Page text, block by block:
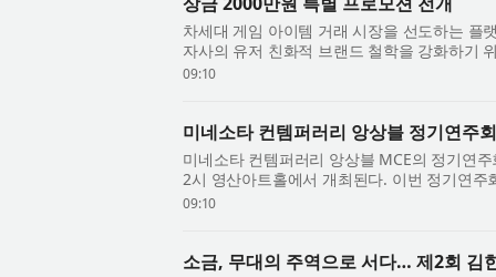
차세대 게임 아이템 거래 시장을 선도하는 플
자사의 유저 친화적 브랜드 철학을 강화하기
‘판매왕·구매왕 특별 프로모션’을 실시한다고...
09:10
미네소타 컨템퍼러리 앙상블 정기연주
미네소타 컨템퍼러리 앙상블 MCE의 정기연주
2시 영산아트홀에서 개최된다. 이번 정기연주
어내는 공간과 감정의 결을 다채로운 편성과...
09:10
소금, 무대의 주역으로 서다… 제2회 김